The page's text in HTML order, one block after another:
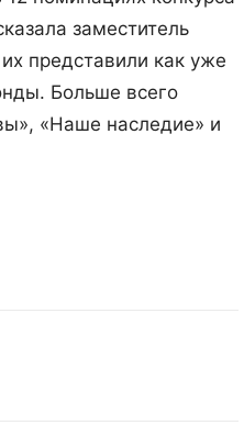
заместитель
представили как уже
Больше всего
«Наше наследие» и